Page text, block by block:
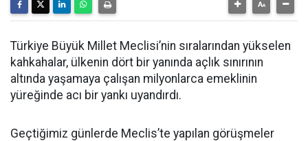
Türkiye Büyük Millet Meclisi’nin sıralarından yükselen
kahkahalar, ülkenin dört bir yanında açlık sınırının
altında yaşamaya çalışan milyonlarca emeklinin
yüreğinde acı bir yankı uyandırdı.
Geçtiğimiz günlerde Meclis’te yapılan görüşmeler